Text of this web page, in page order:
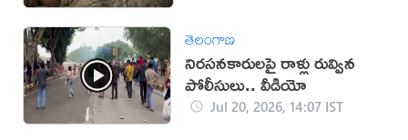
తెలంగాణ
నిరసనకారులపై రాళ్లు రువ్విన
పోలీసులు.. వీడియో
Jul 20, 2026, 14:07 IST